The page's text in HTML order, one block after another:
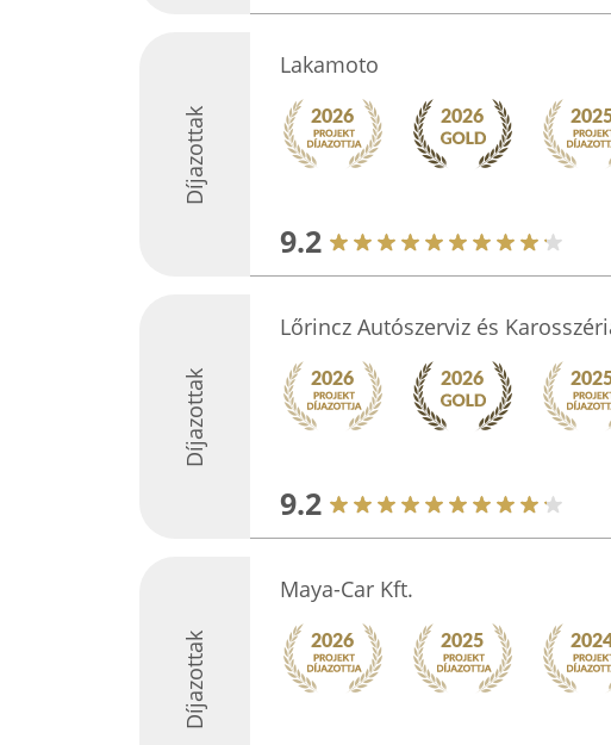
Díjazottak
Lakamoto
9.2
Díjazottak
Lőrincz Autószerviz és
9.2
Díjazottak
Maya-Car Kft.